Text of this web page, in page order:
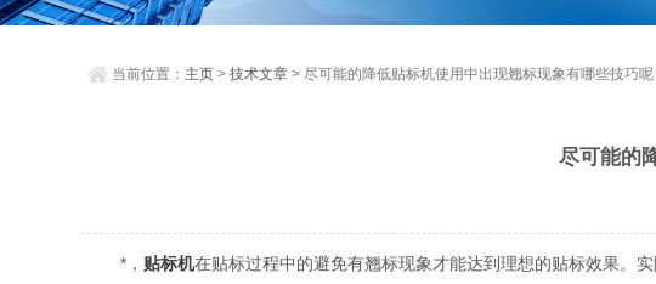
当前位置： 主页 >技术文章 > 尽可能的降低贴标机使用中出现翘标现象有哪些技巧呢
尽可能的
*， 贴标机在贴标过程中的避免有翘标现象才能达到理想的贴标效果。